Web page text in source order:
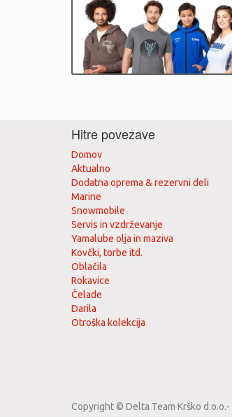
Hitre povezave
Domov
Aktualno
Dodatna oprema & rezervni deli
Marine
Snowmobile
Servis in vzdrževanje
Yamalube olja in maziva
Kovčki, torbe itd.
Oblačila
Rokavice
Čelade
Darila
Otroška kolekcija
Copyright © Delta Team Krško d.o.o.-